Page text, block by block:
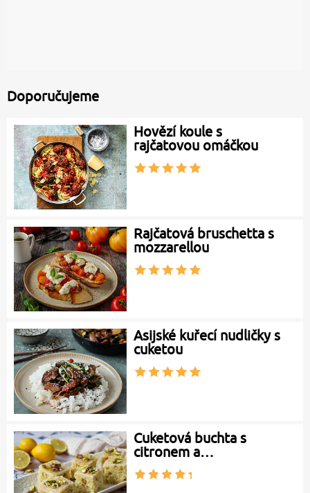
Doporučujeme
Hovězí koule s
rajčatovou omáčkou
Rajčatová bruschetta s
mozzarellou
Asijské kuřecí nudličky s
cuketou
Cuketová buchta s
citronem a…